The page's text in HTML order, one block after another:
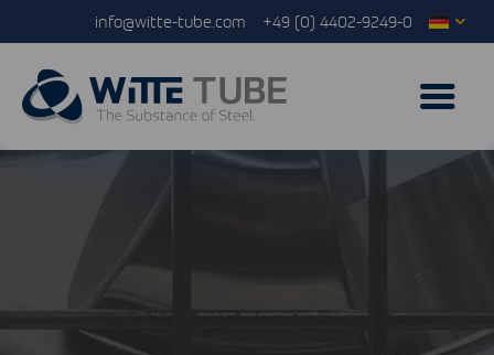
info@witte-tube.com +49 (0) 4402-9249-0